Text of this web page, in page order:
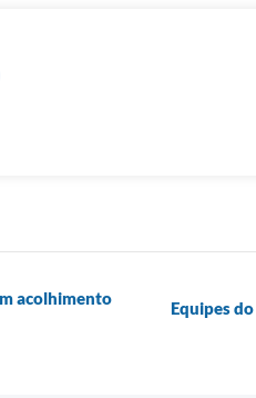
acolhimento
Equipes